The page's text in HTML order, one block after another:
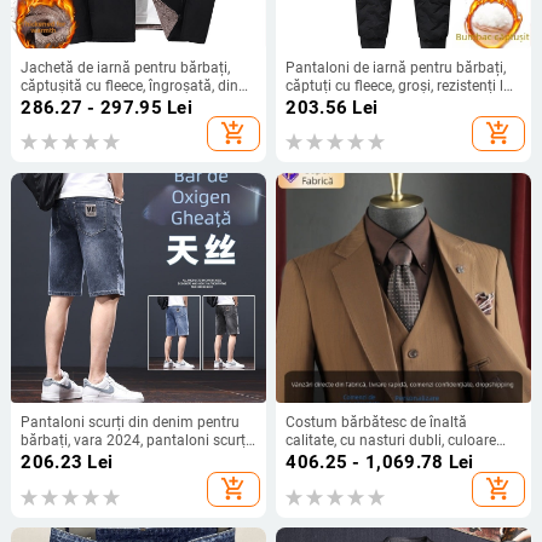
Jachetă de iarnă pentru bărbați,
căptușită cu fleece, îngroșată, din
fleece de miel, extrem de rece și
caldă, pentru tați de vârstă mijlocie
și vârstnici, de dimensiuni mari din
286.27 - 297.95 Lei
add_shopping_cart
Pantaloni de iarnă pentru bărbați,
căptuți cu fleece, groși, rezistenți la
vânt, casual sport (Umplutură:
principală: poliester; Țesătură:
joasă; Stil: mișcare)
203.56 Lei
add_shopping_cart
Pantaloni scurți din denim pentru
bărbați, vara 2024, pantaloni scurți
subțiri, drepți, vrac, la modă, casual,
elastici, cu cinci puncte, lungime
medie
206.23 Lei
add_shopping_cart
Costum bărbătesc de înaltă
calitate, cu nasturi dubli, culoare
maro, potrivit pentru nunți și
evenimente oficiale, vestimentație
business
406.25 - 1,069.78 Lei
add_shopping_cart